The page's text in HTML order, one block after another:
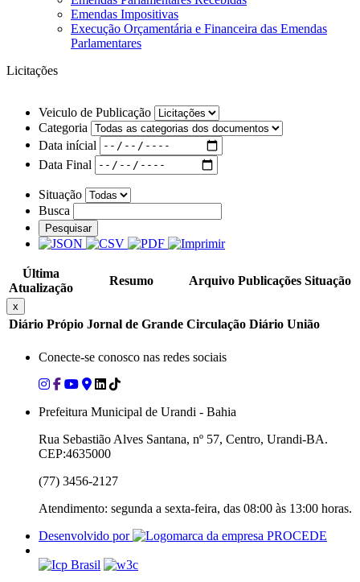
Emendas Impositivas
Execução Orçamentária e Financeira das Emendas
Parlamentares
Licitações
Veiculo de Publicação
Categoria
Data inícial
Data Final
Situação
Busca
Pesquisar
Última
Atualização
Resumo Arquivo Publicações Situação
x
Diário Própio Jornal de Grande Circulação Diário União
Conecte-se conosco nas redes sociais
Prefeitura Municipal de Urandi - Bahia
Rua Sebastião Alves Santana, nº 57, Centro, Urandi-BA.
CEP:4635000
(77) 3456-2127
Atendimento: segunda a sexta-feira, das 08:00 às 13:00 horas.
Desenvolvido por